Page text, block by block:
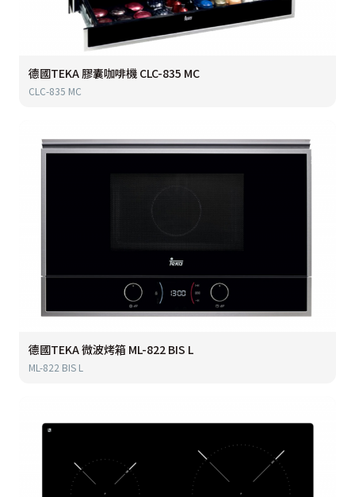
德國TEKA 膠囊咖啡機 CLC-835 MC
CLC-835 MC
德國TEKA 微波烤箱 ML-822 BIS L
ML-822 BIS L